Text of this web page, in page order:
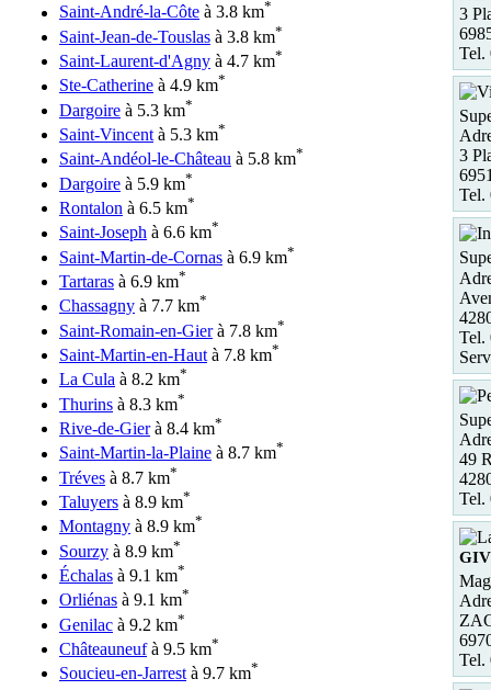
Saint-André-la-Côte à 3.8 km*
Saint-Jean-de-Touslas à 3.8 km*
Saint-Laurent-d'Agny à 4.7 km*
Ste-Catherine à 4.9 km*
Dargoire à 5.3 km*
Saint-Vincent à 5.3 km*
Saint-Andéol-le-Château à 5.8 km*
Dargoire à 5.9 km*
Rontalon à 6.5 km*
Saint-Joseph à 6.6 km*
Saint-Martin-de-Cornas à 6.9 km*
Tartaras à 6.9 km*
Chassagny à 7.7 km*
Saint-Romain-en-Gierà 7.8 km*
Saint-Martin-en-Haut à 7.8 km*
La Cula à 8.2 km*
Thurins à 8.3 km*
Rive-de-Gierà 8.4 km*
Saint-Martin-la-Plaine à 8.7 km*
Tréves à 8.7 km*
Taluyers à 8.9 km*
Montagny à 8.9 km*
Sourzy à 8.9 km*
Échalas à 9.1 km*
Orliénas à 9.1 km*
Genilac à 9.2 km*
Châteauneufà 9.5 km*
Soucieu-en-Jarrestà 9.7 km*
3
Tel.
3
Tel.
Tel.
49
Tel.
Tel.